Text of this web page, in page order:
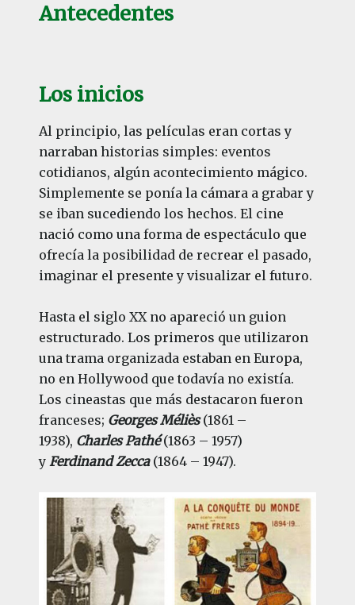
Antecedentes
Los inicios
Al principio, las películas eran cortas y
narraban historias simples: eventos
cotidianos, algún acontecimiento mágico.
Simplemente se ponía la cámara a grabar y
se iban sucediendo los hechos. El cine
nació como una forma de espectáculo que
ofrecía la posibilidad de recrear el pasado,
imaginar el presente y visualizar el futuro.
Hasta el siglo XX no apareció un guion
estructurado. Los primeros que utilizaron
una trama organizada estaban en Europa,
no en Hollywood que todavía no existía.
Los cineastas que más destacaron fueron
franceses; Georges Méliès(1861 –
1938), Charles Pathé(1863 – 1957)
y Ferdinand Zecca(1864 – 1947).